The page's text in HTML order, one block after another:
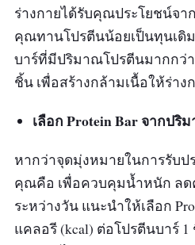
ร่างกายได้รับคุณประโยชน์จา
คุณทานโปรตีนน้อยเป็นทุนเดิ
บาร์ที่มีปริมาณโปรตีนมากกว่า
ชิ้น เพื่อสร้างกล้ามเนื้อให้ร่าง
เลือก Protein Bar จากปริ
หากว่าจุดมุ่งหมายในการรับป
คุณคือ เพื่อควบคุมน้ำหนัก ลด
ระหว่างวัน แนะนำให้เลือก
แคลอรี (kcal) ต่อโปรตีนบาร์